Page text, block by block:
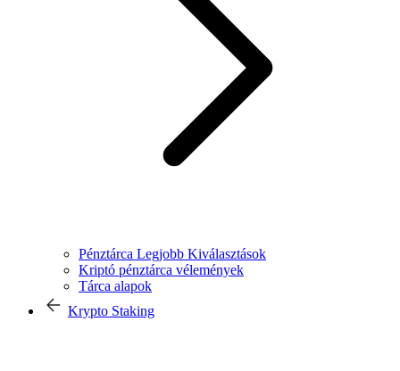
Pénztárca Legjobb Kiválasztások
Kriptó pénztárca vélemények
Tárca alapok
Krypto Staking